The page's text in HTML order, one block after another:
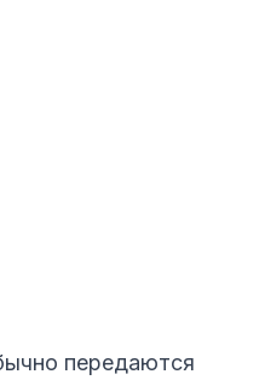
передаются